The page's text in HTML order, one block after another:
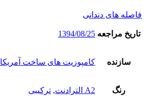
فاصله های دندانی
تاریخ مراجعه 1394/08/25
سازنده کامپوزیت های ساخت آمریکا
رنگ A2 الترادنت , ترکیبی